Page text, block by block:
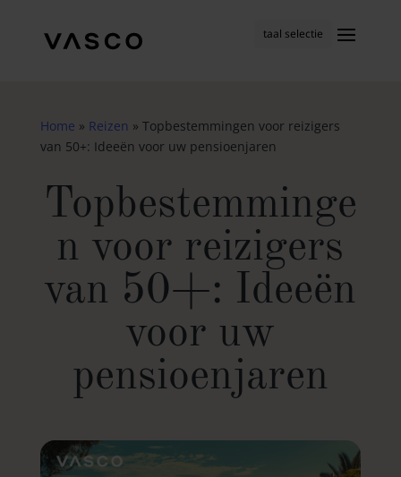
taal selectie
Home » Reizen » Topbestemmingen voor reizigers
van 50+: Ideeën voor uw pensioenjaren
Topbestemminge
n voor reizigers
van 50+: Ideeën
voor uw
pensioenjaren